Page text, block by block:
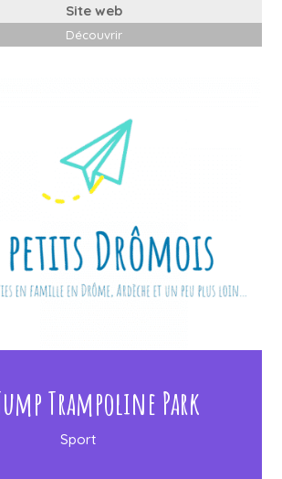
Site web
Découvrir
Trampoline Park
Sport